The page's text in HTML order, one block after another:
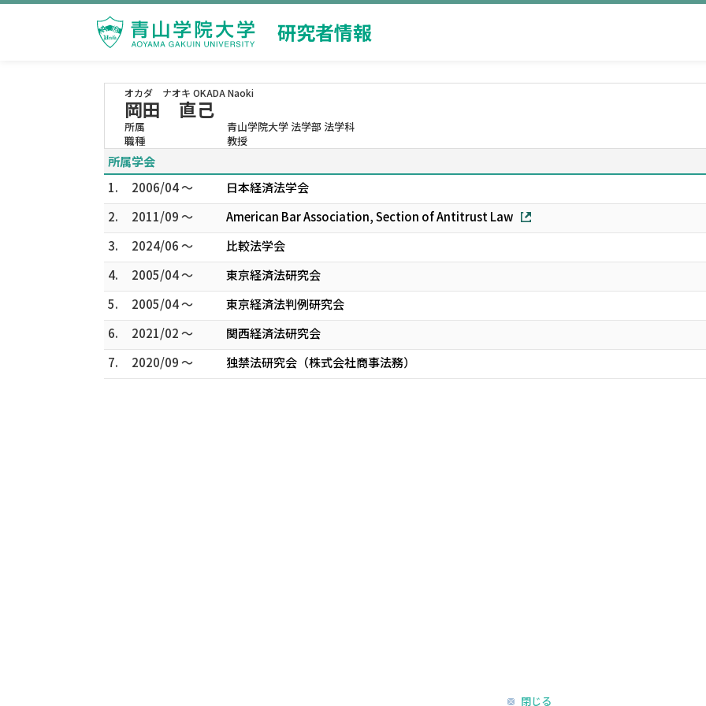
研究者情報
オカダ ナオキ OKADA Naoki
岡田 直己
所属
青山学院大学 法学部 法学科
職種
教授
所属学会
1.
2006/04 ～
日本経済法学会
2.
2011/09 ～
American Bar Association, Section of Antitrust Law
3.
2024/06 ～
比較法学会
4.
2005/04 ～
東京経済法研究会
5.
2005/04 ～
東京経済法判例研究会
6.
2021/02 ～
関西経済法研究会
7.
2020/09 ～ 独禁法研究会（株式会社商事法務）
閉じる